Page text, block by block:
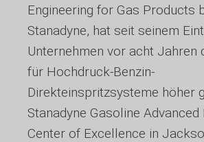
Engineering for Gas Products
Stanadyne, hat seit seinem
Unternehmen vor acht Jahren
für Hochdruck-Benzin-
Direkteinspritzsysteme höher
Stanadyne Gasoline Advanced
Center of Excellence in